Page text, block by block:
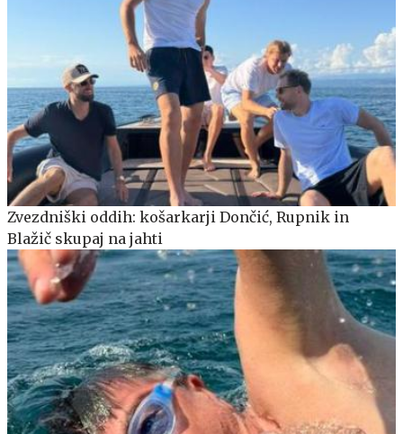
Zvezdniški oddih: košarkarji Dončić, Rupnik in
Blažič skupaj na jahti